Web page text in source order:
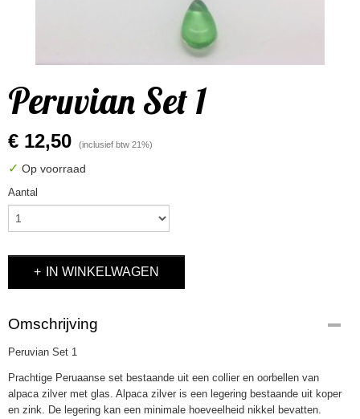
Peruvian Set 1
€ 12,50 (inclusief btw 21%)
✓ Op voorraad
Aantal
IN WINKELWAGEN
Omschrijving
Peruvian Set 1
Prachtige Peruaanse set bestaande uit een collier en oorbellen van
alpaca zilver met glas. Alpaca zilver is een legering bestaande uit koper
en zink. De legering kan een minimale hoeveelheid nikkel bevatten.